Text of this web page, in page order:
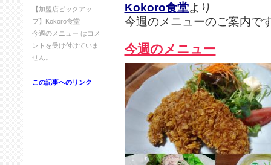
【加盟店ピックアッ
プ】Kokoro食堂
今週のメニュー は コメ
ントを受け付けていま
せん。
この記事へのリンク
Kokoro食堂より
今週のメニューのご案内で
今週のメニュー